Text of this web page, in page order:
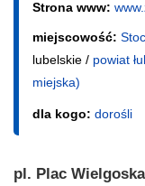
Strona www:
miejscowość:
lubelskie / powiat
miejska)
dla kogo: dorośli
pl. Plac